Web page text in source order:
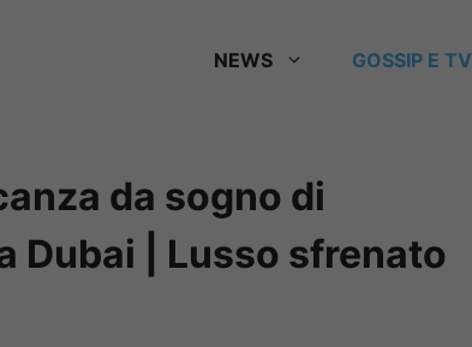
NEWS GOSSIP E TV
da sogno di
Dubai | Lusso sfrenato